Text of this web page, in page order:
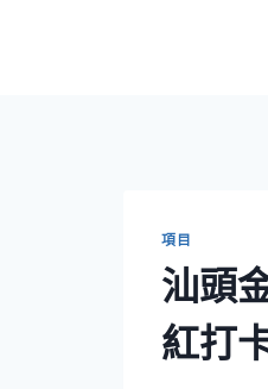
項目
汕頭
紅打